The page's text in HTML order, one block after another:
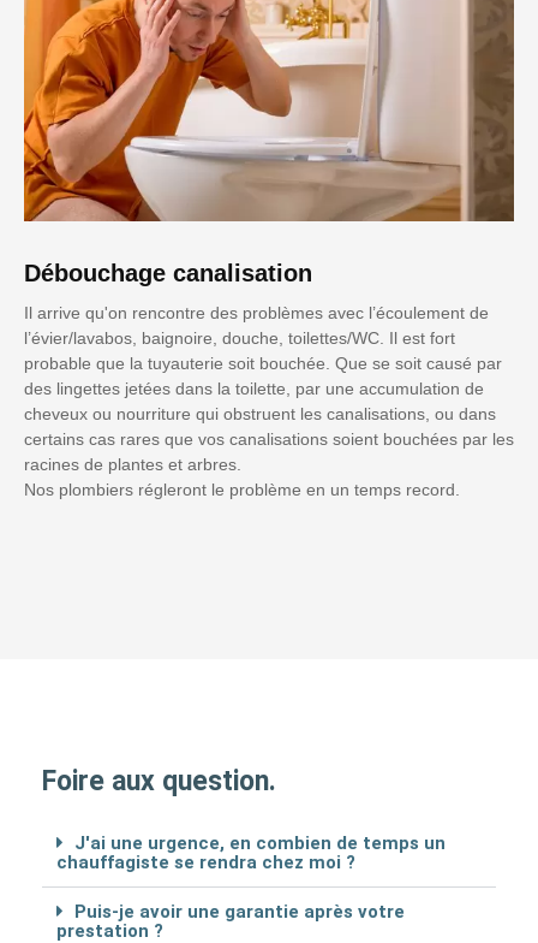
Débouchage canalisation
Il arrive qu'on rencontre des problèmes avec l’écoulement de
l’évier/lavabos, baignoire, douche, toilettes/WC. Il est fort
probable que la tuyauterie soit bouchée. Que se soit causé par
des lingettes jetées dans la toilette, par une accumulation de
cheveux ou nourriture qui obstruent les canalisations, ou dans
certains cas rares que vos canalisations soient bouchées par les
racines de plantes et arbres.
Nos plombiers régleront le problème en un temps record.
Foire aux question.
J'ai une urgence, en combien de temps un
chauffagiste se rendra chez moi ?
Puis-je avoir une garantie après votre
prestation ?